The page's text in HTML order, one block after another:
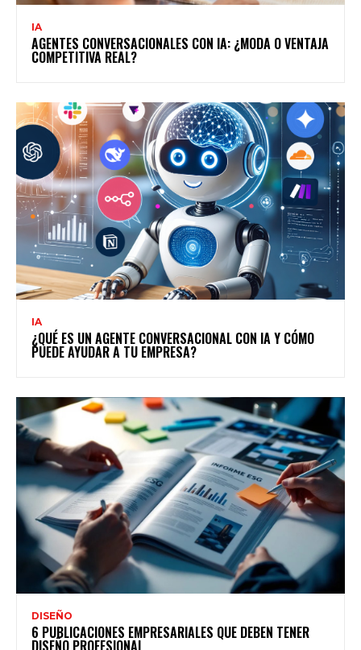
IA
AGENTES CONVERSACIONALES CON IA: ¿MODA O VENTAJA
COMPETITIVA REAL?
IA
¿QUÉ ES UN AGENTE CONVERSACIONAL CON IA Y CÓMO
PUEDE AYUDAR A TU EMPRESA?
DISEÑO
6 PUBLICACIONES EMPRESARIALES QUE DEBEN TENER